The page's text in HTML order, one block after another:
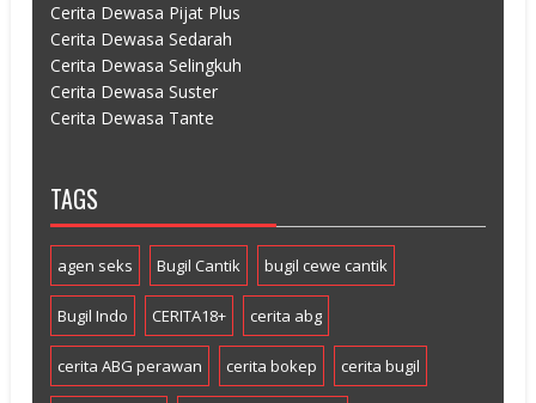
Cerita Dewasa Pijat Plus
Cerita Dewasa Sedarah
Cerita Dewasa Selingkuh
Cerita Dewasa Suster
Cerita Dewasa Tante
TAGS
agen seks Bugil Cantik bugil cewe cantik
Bugil Indo CERITA18+ cerita abg
cerita ABG perawan cerita bokep cerita bugil